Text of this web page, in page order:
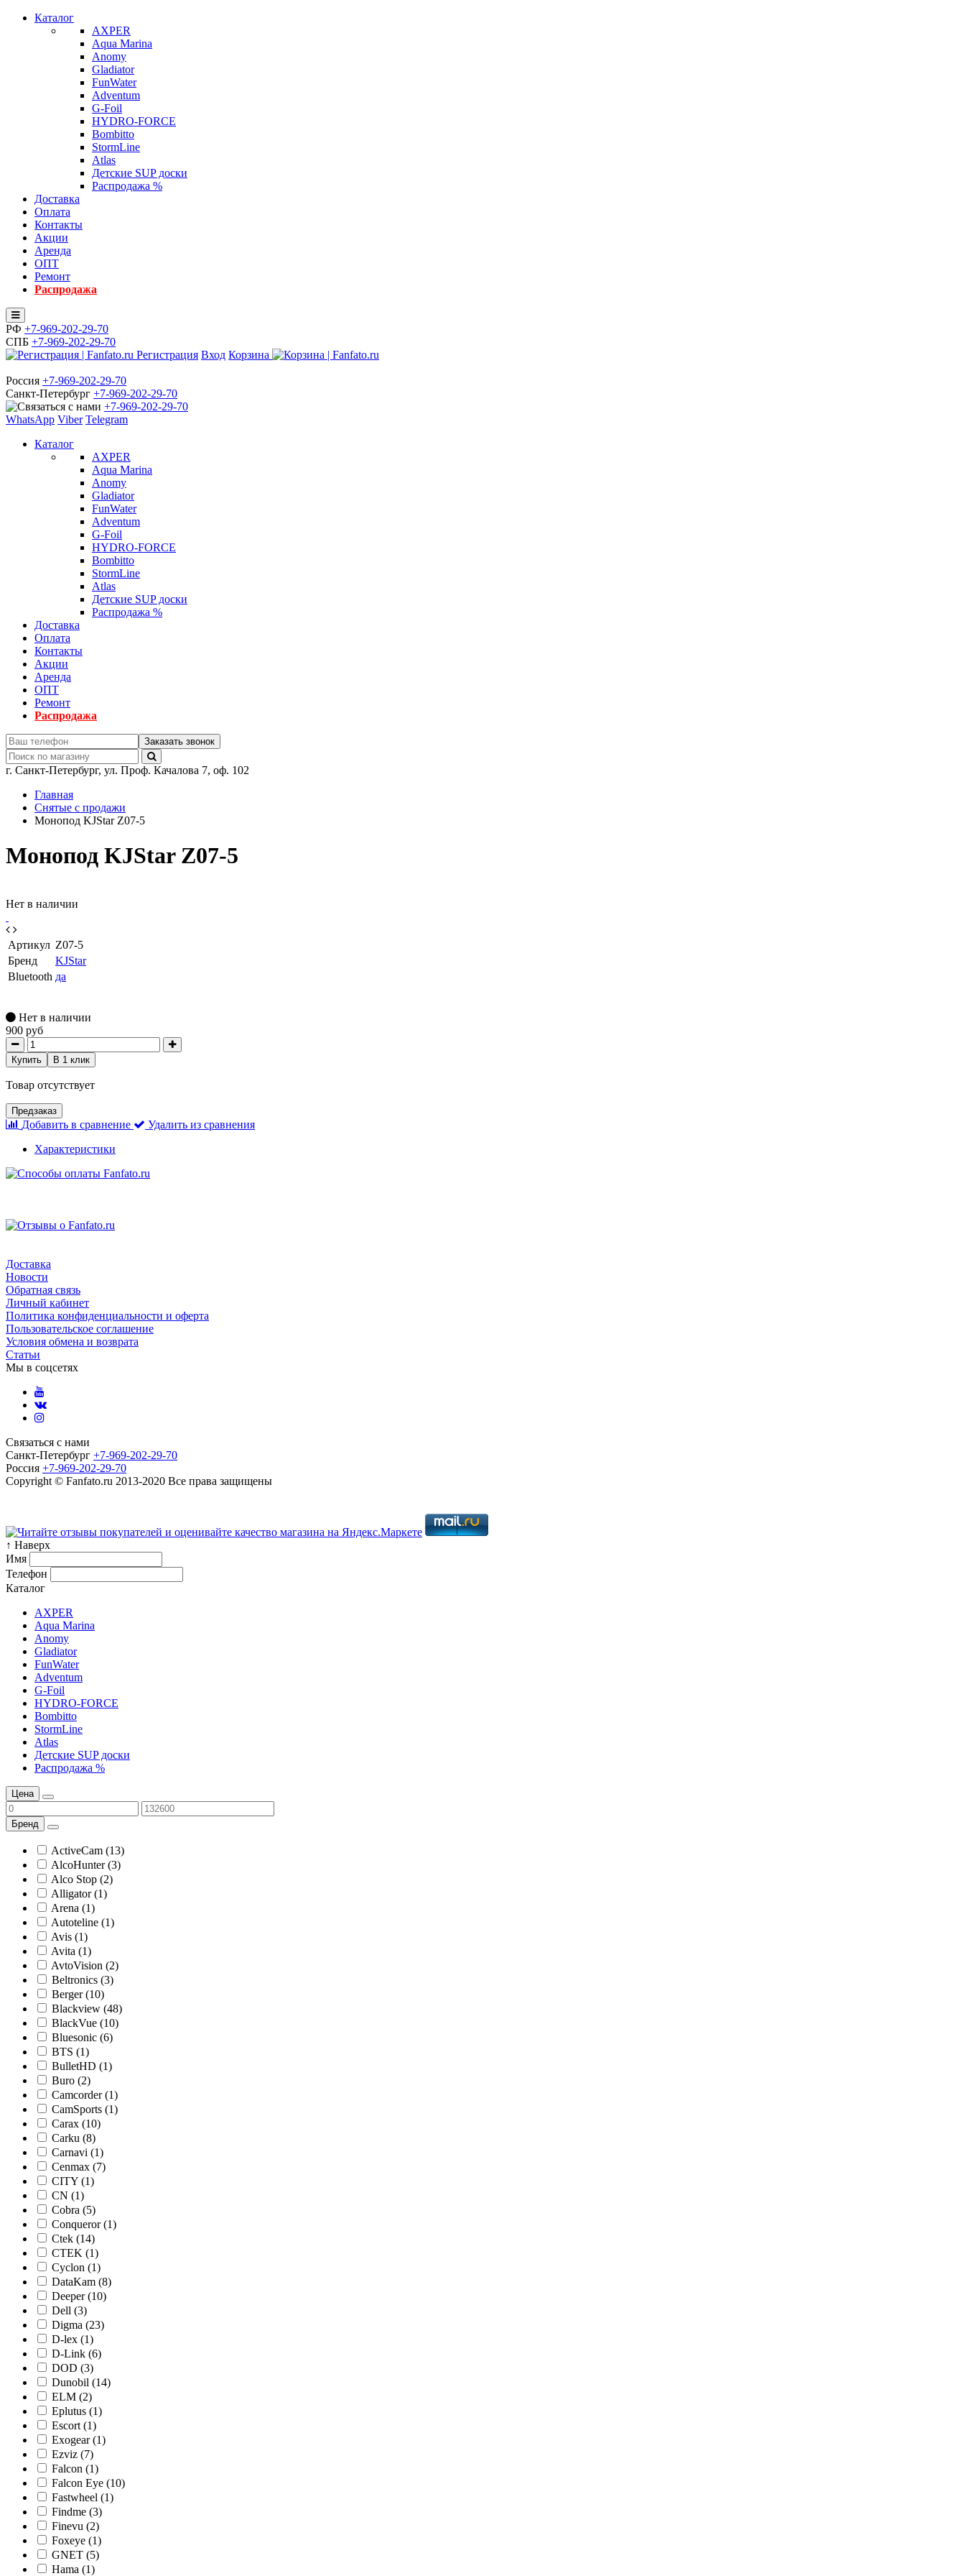
Каталог
AXPER
Aqua Marina
Anomy
Gladiator
FunWater
Adventum
G-Foil
HYDRO-FORCE
Bombitto
StormLine
Atlas
Детские SUP доски
Распродажа %
Доставка
Оплата
Контакты
Акции
Аренда
ОПТ
Ремонт
Распродажа
РФ +7-969-202-29-70
СПБ +7-969-202-29-70
Регистрация Вход Корзина
Россия +7-969-202-29-70
Санкт-Петербург +7-969-202-29-70
+7-969-202-29-70
WhatsApp Viber Telegram
Каталог
AXPER
Aqua Marina
Anomy
Gladiator
FunWater
Adventum
G-Foil
HYDRO-FORCE
Bombitto
StormLine
Atlas
Детские SUP доски
Распродажа %
Доставка
Оплата
Контакты
Акции
Аренда
ОПТ
Ремонт
Распродажа
Заказать звонок
г. Санкт-Петербург, ул. Проф. Качалова 7, оф. 102
Главная
Снятые с продажи
Монопод KJStar Z07-5
Монопод KJStar Z07-5
Нет в наличии
Артикул Z07-5
Бренд
KJStar
Bluetooth да
Нет в наличии
900 руб
Купить В 1 клик
Товар отсутствует
Предзаказ
Добавить в сравнение
Удалить из сравнения
Характеристики
Доставка
Новости
Обратная связь
Личный кабинет
Политика конфиденциальности и оферта
Пользовательское соглашение
Условия обмена и возврата
Статьи
Мы в соцсетях
Связаться с нами
Санкт-Петербург +7-969-202-29-70
Россия +7-969-202-29-70
Copyright © Fanfato.ru 2013-2020 Все права защищены
↑ Наверх
Имя
Телефон
Каталог
AXPER
Aqua Marina
Anomy
Gladiator
FunWater
Adventum
G-Foil
HYDRO-FORCE
Bombitto
StormLine
Atlas
Детские SUP доски
Распродажа %
Цена
Бренд
ActiveCam (13)
AlcoHunter (3)
Alco Stop (2)
Alligator (1)
Arena (1)
Autoteline (1)
Avis (1)
Avita (1)
AvtoVision (2)
Beltronics (3)
Berger (10)
Blackview (48)
BlackVue (10)
Bluesonic (6)
BTS (1)
BulletHD (1)
Buro (2)
Camcorder (1)
CamSports (1)
Carax (10)
Carku (8)
Carnavi (1)
Cenmax (7)
CITY (1)
CN (1)
Cobra (5)
Conqueror (1)
Ctek (14)
CTEK (1)
Cyclon (1)
DataKam (8)
Deeper (10)
Dell (3)
Digma (23)
D-lex (1)
D-Link (6)
DOD (3)
Dunobil (14)
ELM (2)
Eplutus (1)
Escort (1)
Exogear (1)
Ezviz (7)
Falcon (1)
Falcon Eye (10)
Fastwheel (1)
Findme (3)
Finevu (2)
Foxeye (1)
GNET (5)
Hama (1)